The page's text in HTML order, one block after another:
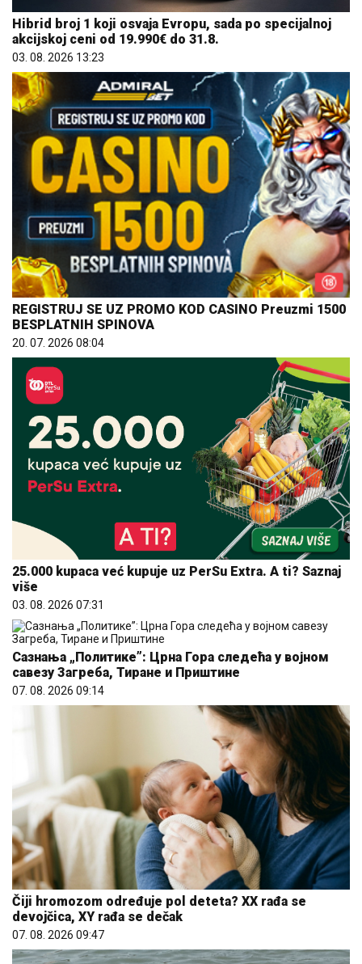
Hibrid broj 1 koji osvaja Evropu, sada po specijalnoj
akcijskoj ceni od 19.990€ do 31.8.
03. 08. 2026 13:23
REGISTRUJ SE UZ PROMO KOD CASINO Preuzmi 1500
BESPLATNIH SPINOVA
20. 07. 2026 08:04
25.000 kupaca već kupuje uz PerSu Extra. A ti? Saznaj
više
03. 08. 2026 07:31
Сазнања „Политике”: Црна Гора следећа у војном
савезу Загреба, Тиране и Приштине
07. 08. 2026 09:14
Čiji hromozom određuje pol deteta? XX rađa se
devojčica, XY rađa se dečak
07. 08. 2026 09:47